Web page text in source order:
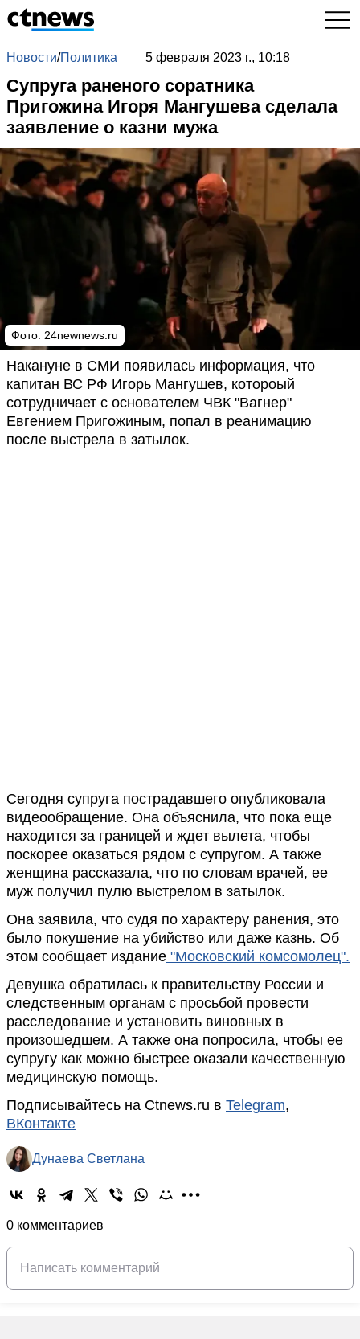
Новости/Политика 5 февраля 2023 г., 10:18
Супруга раненого соратника
Пригожина Игоря Мангушева сделала
заявление о казни мужа
Фото: 24newnews.ru
Накануне в СМИ появилась информация, что
капитан ВС РФ Игорь Мангушев, котороый
сотрудничает с основателем ЧВК "Вагнер"
Евгением Пригожиным, попал в реанимацию
после выстрела в затылок.
Сегодня супруга пострадавшего опубликовала
видеообращение. Она объяснила, что пока еще
находится за границей и ждет вылета, чтобы
поскорее оказаться рядом с супругом. А также
женщина рассказала, что по словам врачей, ее
муж получил пулю выстрелом в затылок.
Она заявила, что судя по характеру ранения, это
было покушение на убийство или даже казнь. Об
этом сообщает издание "Московский комсомолец".
Девушка обратилась к правительству России и
следственным органам с просьбой провести
расследование и установить виновных в
произошедшем. А также она попросила, чтобы ее
супругу как можно быстрее оказали качественную
медицинскую помощь.
Подписывайтесь на Ctnews.ru в Telegram,
ВКонтакте
Дунаева Светлана
0 комментариев